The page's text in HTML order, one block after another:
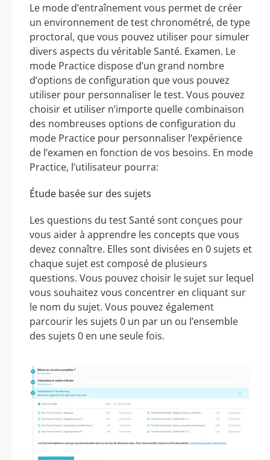
Le mode d’entraînement vous permet de créer
un environnement de test chronométré, de type
proctoral, que vous pouvez utiliser pour simuler
divers aspects du véritable Santé. Examen. Le
mode Practice dispose d’un grand nombre
d’options de configuration que vous pouvez
utiliser pour personnaliser le test. Vous pouvez
choisir et utiliser n’importe quelle combinaison
des nombreuses options de configuration du
mode Practice pour personnaliser l’expérience
de l’examen en fonction de vos besoins. En mode
Practice, l’utilisateur pourra:
Étude basée sur des sujets
Les questions du test Santé sont conçues pour
vous aider à apprendre les concepts que vous
devez connaître. Elles sont divisées en 0 sujets et
chaque sujet est composé de plusieurs
questions. Vous pouvez choisir le sujet sur lequel
vous souhaitez vous concentrer en cliquant sur
le nom du sujet. Vous pouvez également
parcourir les sujets 0 un par un ou l’ensemble
des sujets 0 en une seule fois.